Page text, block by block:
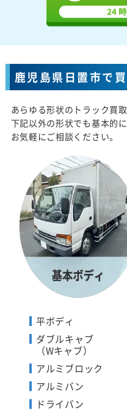
鹿児島県日置市で
あらゆる形状のトラック買取
下記以外の形状でも基本的
お気軽にご相談ください。
平ボディ
ダブルキャブ
（Wキャブ）
アルミブロック
アルミバン
ドライバン